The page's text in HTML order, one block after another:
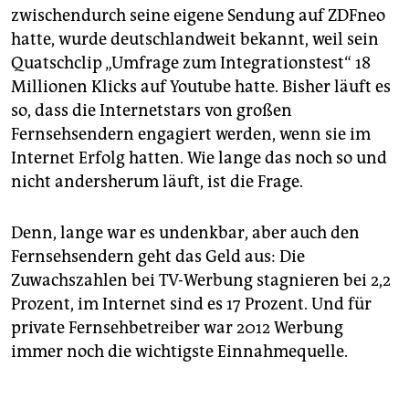
zwischendurch seine eigene Sendung auf ZDFneo
hatte, wurde deutschlandweit bekannt, weil sein
Quatschclip „Umfrage zum Integrationstest“ 18
Millionen Klicks auf Youtube hatte. Bisher läuft es
so, dass die Internetstars von großen
Fernsehsendern engagiert werden, wenn sie im
Internet Erfolg hatten. Wie lange das noch so und
nicht andersherum läuft, ist die Frage.
Denn, lange war es undenkbar, aber auch den
Fernsehsendern geht das Geld aus: Die
Zuwachszahlen bei TV-Werbung stagnieren bei 2,2
Prozent, im Internet sind es 17 Prozent. Und für
private Fernsehbetreiber war 2012 Werbung
immer noch die wichtigste Einnahmequelle.